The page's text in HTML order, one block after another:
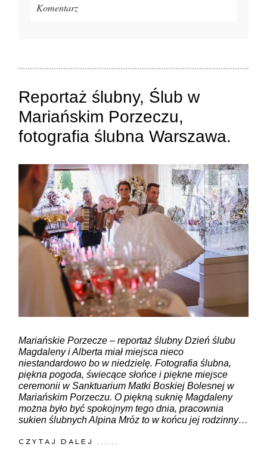
Komentarz
ZAMIEŚĆ KOMENTARZ
Reportaż ślubny, Ślub w
Mariańskim Porzeczu,
fotografia ślubna Warszawa.
Mariańskie Porzecze – reportaż ślubny Dzień ślubu
Magdaleny i Alberta miał miejsca nieco
niestandardowo bo w niedzielę. Fotografia ślubna,
piękna pogoda, świecące słońce i piękne miejsce
ceremonii w Sanktuarium Matki Boskiej Bolesnej w
Mariańskim Porzeczu. O piękną suknię Magdaleny
można było być spokojnym tego dnia, pracownia
sukien ślubnych Alpina Mróz to w końcu jej rodzinny…
CZYTAJ DALEJ ......